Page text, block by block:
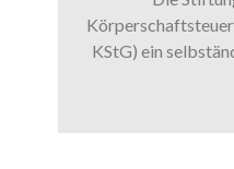
KStG) ein